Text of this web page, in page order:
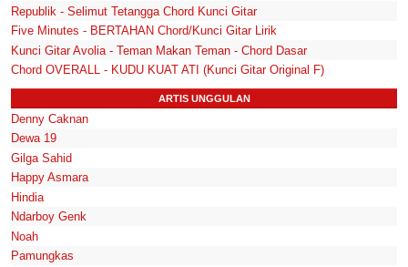
Republik - Selimut Tetangga Chord Kunci Gitar
Five Minutes - BERTAHAN Chord/Kunci Gitar Lirik
Kunci Gitar Avolia - Teman Makan Teman - Chord Dasar
Chord OVERALL - KUDU KUAT ATI (Kunci Gitar Original F)
ARTIS UNGGULAN
Denny Caknan
Dewa 19
Gilga Sahid
Happy Asmara
Hindia
Ndarboy Genk
Noah
Pamungkas